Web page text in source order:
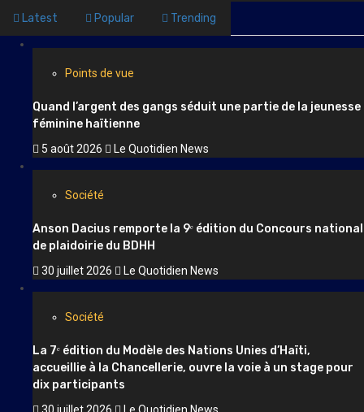
Latest Popular Trending
Points de vue
Quand l’argent des gangs séduit une partie de la jeunesse
féminine haïtienne
5 août 2026 Le Quotidien News
Société
Anson Dacius remporte la 9ᵉ édition du Concours national
de plaidoirie du BDHH
30 juillet 2026 Le Quotidien News
Société
La 7ᵉ édition du Modèle des Nations Unies d’Haïti,
accueillie à la Chancellerie, ouvre la voie à un stage pour
dix participants
30 juillet 2026 Le Quotidien News